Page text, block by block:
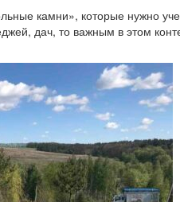
камни», которые нужно
дач, то важным в этом